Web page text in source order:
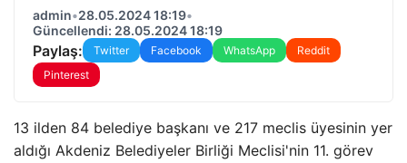
admin•28.05.2024 18:19•
Güncellendi: 28.05.2024 18:19
Paylaş: Twitter Facebook WhatsApp
Reddit
Pinterest
13 ilden 84 belediye başkanı ve 217 meclis üyesinin yer
aldığı Akdeniz Belediyeler Birliği Meclisi'nin 11. görev